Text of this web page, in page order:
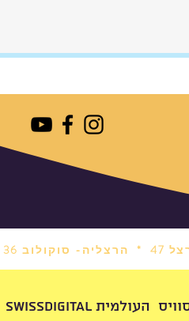
* הרצליה- סוקולוב 36 הרצליה *